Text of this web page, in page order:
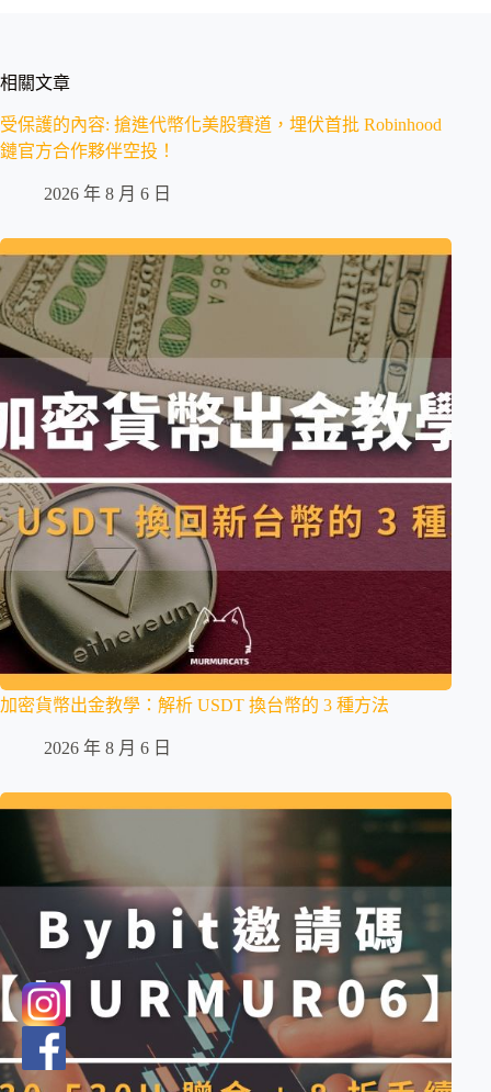
相關文章
受保護的內容: 搶進代幣化美股賽道，埋伏首批 Robinhood
鏈官方合作夥伴空投！
2026 年 8 月 6 日
加密貨幣出金教學：解析 USDT 換台幣的 3 種方法
2026 年 8 月 6 日